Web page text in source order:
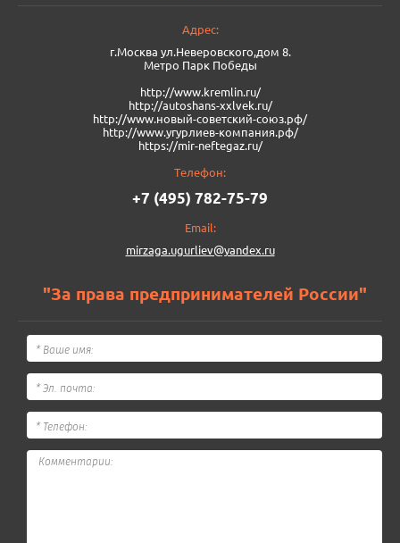
Адрес:
г.Москва ул.Неверовского,дом 8.
Метро Парк Победы
http://www.kremlin.ru/
http://autoshans-xxlvek.ru/
​http://www.новый-советский-союз.рф/
http://www.угурлиев-компания.рф/
https://mir-neftegaz.ru/
Телефон:
+7 (495) 782-75-79
Email:
mirzaga.ugurliev@yandex.ru
"За права предпринимателей России"